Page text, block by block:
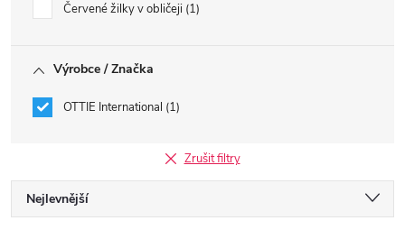
Červené žilky v obličeji 1
Výrobce / Značka
OTTIE International 1
Zrušit filtry
Ř
Nejlevnější